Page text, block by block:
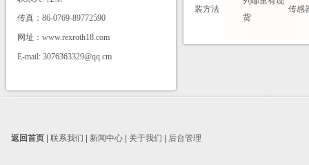
传真：86-0769-89772590
网址：www.rexroth18.com
E-mail: 3076363329@qq.cm
装方法
货
传感
返回首页 联系我们 新闻中心 关于我们 后台管理